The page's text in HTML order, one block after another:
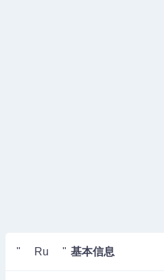
" Ru " 基本信息